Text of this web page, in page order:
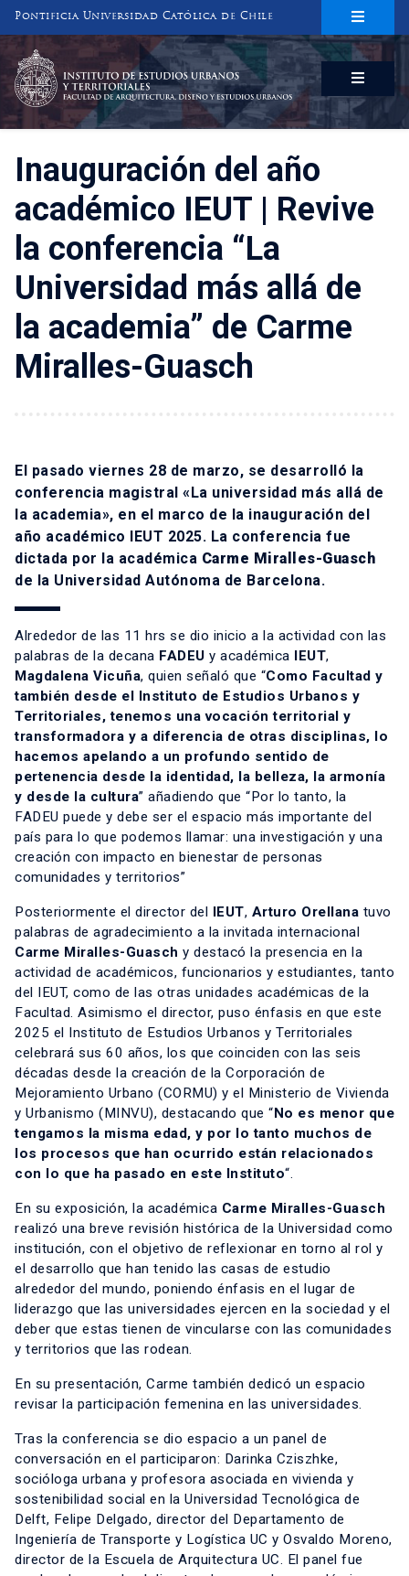
Pontificia Universidad Católica de Chile
INSTITUTO DE ESTUDIOS URBANOS
Y TERRITORIALES
FACULTAD DE ARQUITECTURA, DISEÑO Y ESTUDIOS URBANOS
Inauguración del año
académico IEUT | Revive
la conferencia “La
Universidad más allá de
la academia” de Carme
Miralles-Guasch
El pasado viernes 28 de marzo, se desarrolló la
conferencia magistral «La universidad más allá de
la academia», en el marco de la inauguración del
año académico IEUT 2025. La conferencia fue
dictada por la académica Carme Miralles-Guasch
de la Universidad Autónoma de Barcelona.
Alrededor de las 11 hrs se dio inicio a la actividad con las
palabras de la decana FADEU y académica IEUT,
Magdalena Vicuña, quien señaló que “Como Facultad y
también desde el Instituto de Estudios Urbanos y
Territoriales, tenemos una vocación territorial y
transformadora y a diferencia de otras disciplinas, lo
hacemos apelando a un profundo sentido de
pertenencia desde la identidad, la belleza, la armonía
y desde la cultura” añadiendo que “Por lo tanto, la
FADEU puede y debe ser el espacio más importante del
país para lo que podemos llamar: una investigación y una
creación con impacto en bienestar de personas
comunidades y territorios”
Posteriormente el director del IEUT, Arturo Orellana tuvo
palabras de agradecimiento a la invitada internacional
Carme Miralles-Guasch y destacó la presencia en la
actividad de académicos, funcionarios y estudiantes, tanto
del IEUT, como de las otras unidades académicas de la
Facultad. Asimismo el director, puso énfasis en que este
2025 el Instituto de Estudios Urbanos y Territoriales
celebrará sus 60 años, los que coinciden con las seis
décadas desde la creación de la Corporación de
Mejoramiento Urbano (CORMU) y el Ministerio de Vivienda
y Urbanismo (MINVU), destacando que “No es menor que
tengamos la misma edad, y por lo tanto muchos de
los procesos que han ocurrido están relacionados
con lo que ha pasado en este Instituto“.
En su exposición, la académica Carme Miralles-Guasch
realizó una breve revisión histórica de la Universidad como
institución, con el objetivo de reflexionar en torno al rol y
el desarrollo que han tenido las casas de estudio
alrededor del mundo, poniendo énfasis en el lugar de
liderazgo que las universidades ejercen en la sociedad y el
deber que estas tienen de vincularse con las comunidades
y territorios que las rodean.
En su presentación, Carme también dedicó un espacio
revisar la participación femenina en las universidades.
Tras la conferencia se dio espacio a un panel de
conversación en el participaron: Darinka Cziszhke,
socióloga urbana y profesora asociada en vivienda y
sostenibilidad social en la Universidad Tecnológica de
Delft, Felipe Delgado, director del Departamento de
Ingeniería de Transporte y Logística UC y Osvaldo Moreno,
director de la Escuela de Arquitectura UC. El panel fue